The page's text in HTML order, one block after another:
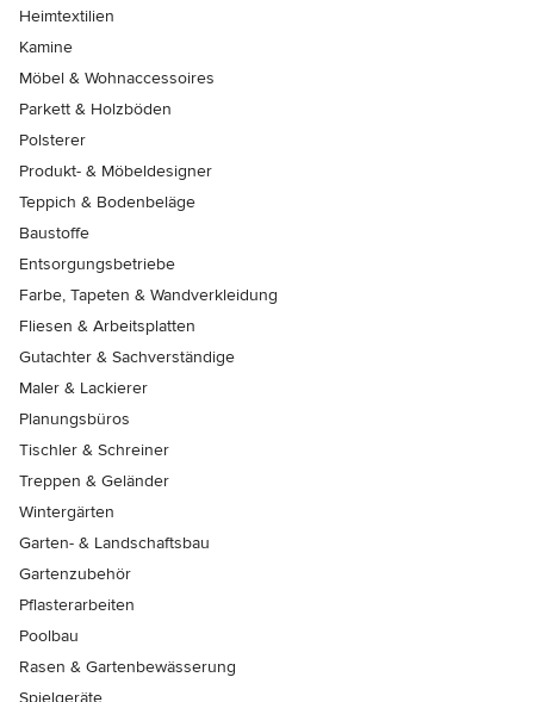
Heimtextilien
Kamine
Möbel & Wohnaccessoires
Parkett & Holzböden
Polsterer
Produkt- & Möbeldesigner
Teppich & Bodenbeläge
Baustoffe
Entsorgungsbetriebe
Farbe, Tapeten & Wandverkleidung
Fliesen & Arbeitsplatten
Gutachter & Sachverständige
Maler & Lackierer
Planungsbüros
Tischler & Schreiner
Treppen & Geländer
Wintergärten
Garten- & Landschaftsbau
Gartenzubehör
Pflasterarbeiten
Poolbau
Rasen & Gartenbewässerung
Spielgeräte